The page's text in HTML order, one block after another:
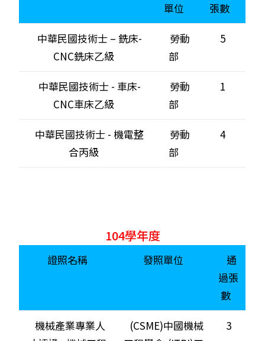
單位
張數
中華民國技術士 – 銑床-
CNC銑床乙級
勞動
部
5
中華民國技術士 - 車床-
CNC車床乙級
勞動
部
1
中華民國技術士 - 機電整
合丙級
勞動
部
4
104學年度
證照名稱 發照單位
通
過張
數
機械產業專業人
(CSME)中國機械
3